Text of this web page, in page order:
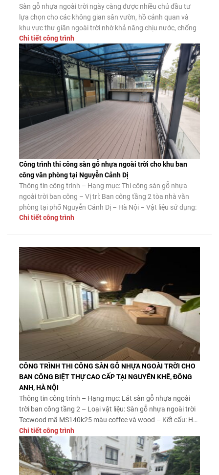
Sàn gỗ nhựa ngoài trời ngày càng được nhiều chủ đầu tư
lựa chọn cho các không gian sân vườn, hồ cảnh quan và
khu vực thư giãn ngoài trời nhờ khả năng chịu nước, chống
mối mọt và độ bền vượt trội. Dưới đây là công trình thực tế
thi công sàn gỗ nhựa […]
Chi tiết công trình
Công trình thi công sàn gỗ nhựa ngoài trời cho khu ban
công văn phòng tại Nguyễn Cảnh Dị
Thông tin công trình – Hạng mục: Thi công sàn gỗ nhựa
ngoài trời ban công – Vị trí: Ban công tầng 2 tòa nhà văn
phòng tại phố Nguyễn Cảnh Dị – Hà Nội – Vật liệu sử dụng:
Sàn gỗ nhựa ngoài trời Tecwood mã MS140K25 màu Coffee
Chi tiết công trình
CÔNG TRÌNH THI CÔNG SÀN GỖ NHỰA NGOÀI TRỜI CHO
BAN CÔNG BIỆT THỰ CAO CẤP TẠI NGUYÊN KHÊ, ĐÔNG
ANH, HÀ NỘI
Thông tin công trình – Hạng mục: Lát sàn gỗ nhựa ngoài
trời ban công tầng 2 – Loại vật liệu: Sàn gỗ nhựa ngoài trời
Tecwood mã MS140k25 màu coffee và wood – Kết cấu: Hệ
khung thép hộp mạ kẽm kết hợp thanh đỡ chuyên dụng –
Phong cách thiết kế: Hiện đại, […]
Chi tiết công trình